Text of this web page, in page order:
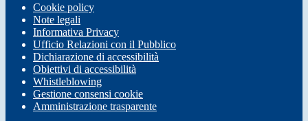
Cookie policy
Note legali
Informativa Privacy
Ufficio Relazioni con il Pubblico
Dichiarazione di accessibilità
Obiettivi di accessibilità
Whistleblowing
Gestione consensi cookie
Amministrazione trasparente